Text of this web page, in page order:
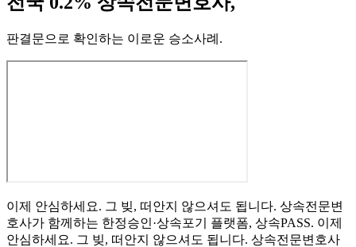
판결문으로 확인하는 이로운 승소사례 .
이제 안심하세요. 그 빚, 떠안지 않으셔도 됩니다. 상속전문변
호사가 함께하는 한정승인·상속포기 플랫폼, 상속PASS. 이제
안심하세요. 그 빚, 떠안지 않으셔도 됩니다. 상속전문변호사